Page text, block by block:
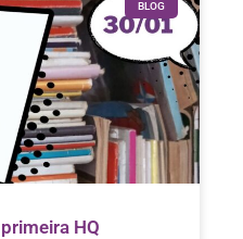
BLOG
HQ